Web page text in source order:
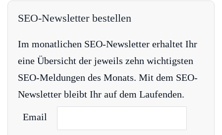
SEO-Newsletter bestellen
Im monatlichen SEO-Newsletter erhaltet Ihr
eine Übersicht der jeweils zehn wichtigsten
SEO-Meldungen des Monats. Mit dem SEO-
Newsletter bleibt Ihr auf dem Laufenden.
Email